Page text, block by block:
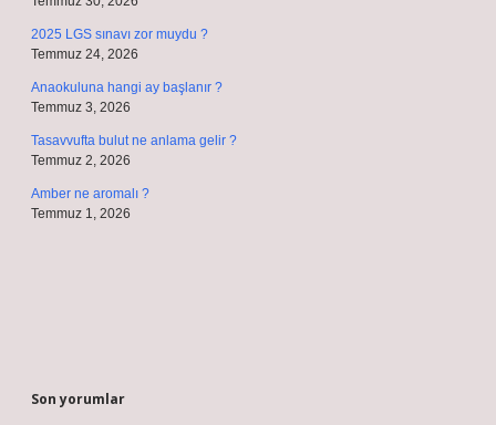
2025 LGS sınavı zor muydu ?
Temmuz 24, 2026
Anaokuluna hangi ay başlanır ?
Temmuz 3, 2026
Tasavvufta bulut ne anlama gelir ?
Temmuz 2, 2026
Amber ne aromalı ?
Temmuz 1, 2026
Son yorumlar